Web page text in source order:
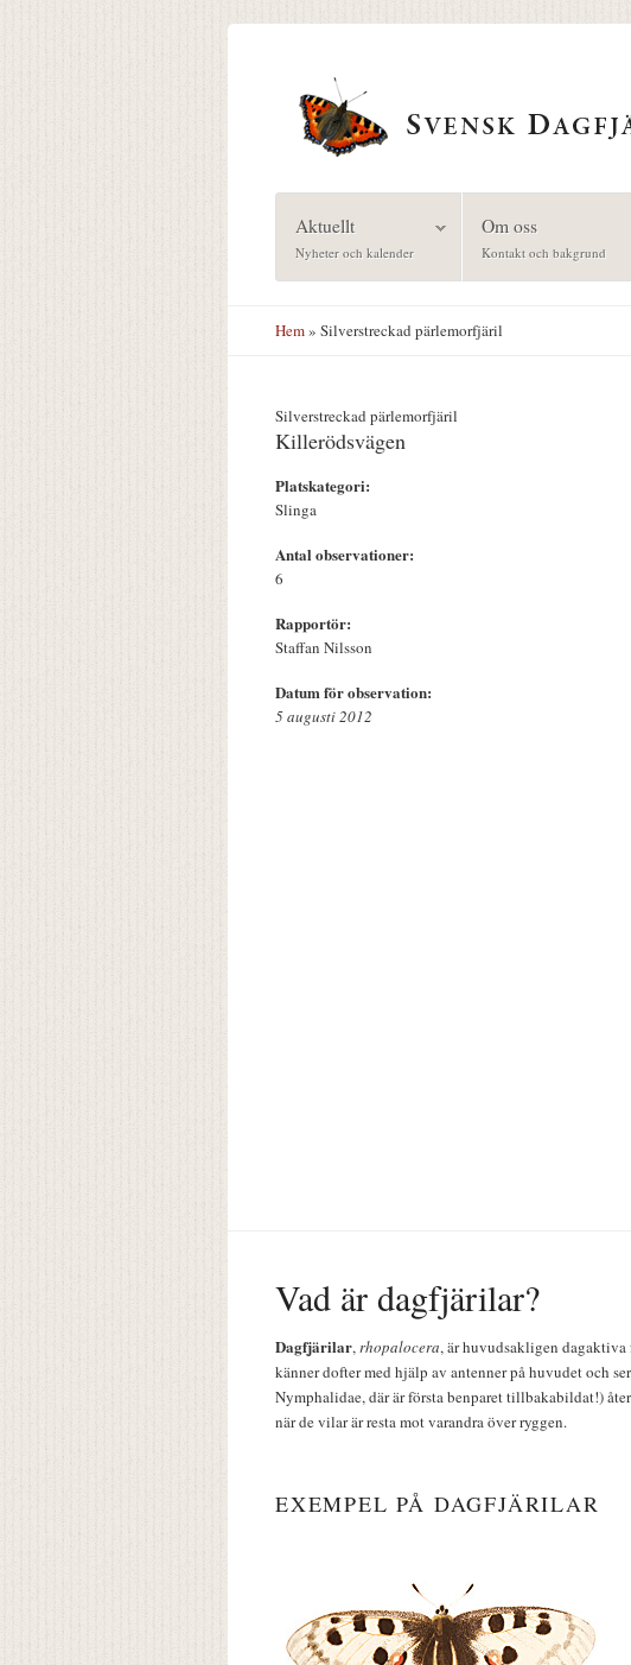
Aktuellt
Nyheter och kalender
Om oss
Kontakt och bakgrund
Hem» Silverstreckad pärlemorfjäril
Silverstreckad pärlemorfjäril
Killerödsvägen
Platskategori:
Slinga
Antal observationer:
6
Rapportör:
Staffan Nilsson
Datum för observation:
5 augusti 2012
Vad är dagfjärilar?
Dagfjärilar,rhopalocera, är huvudsakligen
känner dofter med hjälp av antenner på huvudet och
Nymphalidae, där är första benparet tillbakabildat!)
när de vilar är resta mot varandra över ryggen.
EXEMPEL PÅ DAGFJÄRILAR